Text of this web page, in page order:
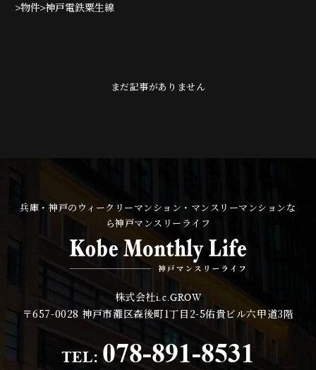
>物件>神戸電鉄粟生線
まだ記事がありません
兵庫・神戸のウィークリーマンション・マンスリーマンションな
ら神戸マンスリーライフ
株式会社i.c.GROW
〒657-0028神戸市灘区森後町1丁目2-5佑貴ビル六甲道3階
TEL: 078-891-8531